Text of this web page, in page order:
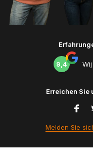
9,4
Erreichen Sie
Melden Sie